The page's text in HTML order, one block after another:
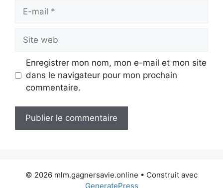
mail
web
Enregistrer mon nom, mon e-mail et mon site
dans le navigateur pour mon prochain
commentaire.
© 2026 mlm.gagnersavie.online • Construit avec
GeneratePress